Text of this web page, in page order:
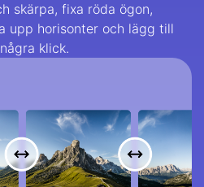
skärpa, fixa röda ögon,
upp horisonter och lägg till
klick.